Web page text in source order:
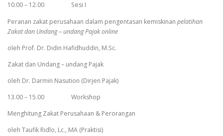
10.00 – 12.00 Sesi I
Peranan zakat perusahaan dalam pengentasan kemiskinan pelatihan
Zakat dan Undang – undang Pajak online
oleh Prof. Dr. Didin Hafidhuddin, M.Sc.
Zakat dan Undang – undang Pajak
oleh Dr. Darmin Nasution (Dirjen Pajak)
13.00 – 15.00 Workshop
Menghitung Zakat Perusahaan & Perorangan
oleh Taufik Ridlo, Lc., MA (Praktisi)